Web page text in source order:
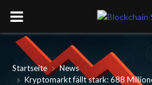
PRIMARY
MENU
Startseite
News
Kryptomarkt fällt stark: 688